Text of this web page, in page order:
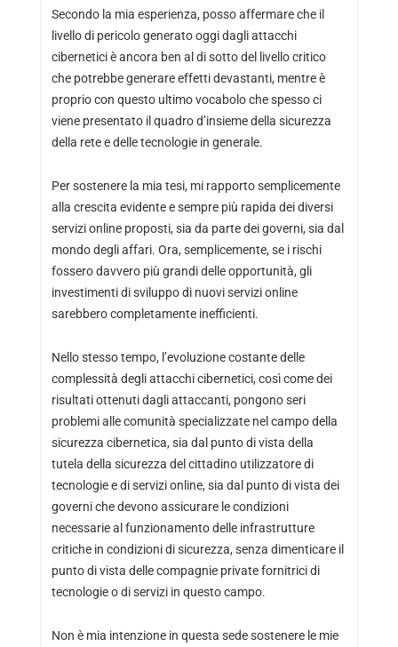
Secondo la mia esperienza, posso affermare che il
livello di pericolo generato oggi dagli attacchi
cibernetici è ancora ben al di sotto del livello critico
che potrebbe generare effetti devastanti, mentre è
proprio con questo ultimo vocabolo che spesso ci
viene presentato il quadro d’insieme della sicurezza
della rete e delle tecnologie in generale.
Per sostenere la mia tesi, mi rapporto semplicemente
alla crescita evidente e sempre più rapida dei diversi
servizi online proposti, sia da parte dei governi, sia dal
mondo degli affari. Ora, semplicemente, se i rischi
fossero davvero più grandi delle opportunità, gli
investimenti di sviluppo di nuovi servizi online
sarebbero completamente inefficienti.
Nello stesso tempo, l’evoluzione costante delle
complessità degli attacchi cibernetici, così come dei
risultati ottenuti dagli attaccanti, pongono seri
problemi alle comunità specializzate nel campo della
sicurezza cibernetica, sia dal punto di vista della
tutela della sicurezza del cittadino utilizzatore di
tecnologie e di servizi online, sia dal punto di vista dei
governi che devono assicurare le condizioni
necessarie al funzionamento delle infrastrutture
critiche in condizioni di sicurezza, senza dimenticare il
punto di vista delle compagnie private fornitrici di
tecnologie o di servizi in questo campo.
Non è mia intenzione in questa sede sostenere le mie